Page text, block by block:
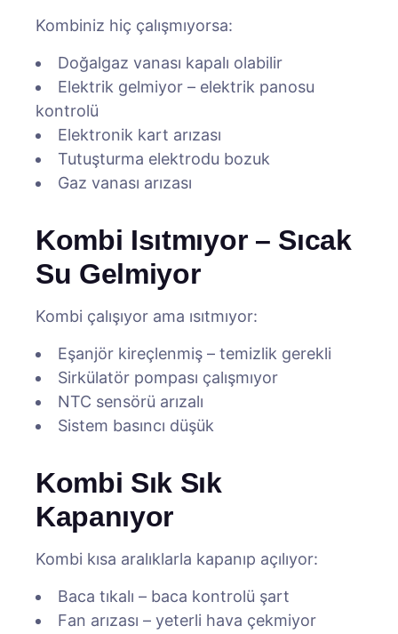
Kombiniz hiç çalışmıyorsa:
Doğalgaz vanası kapalı olabilir
Elektrik gelmiyor – elektrik panosu
kontrolü
Elektronik kart arızası
Tutuşturma elektrodu bozuk
Gaz vanası arızası
Kombi Isıtmıyor – Sıcak
Su Gelmiyor
Kombi çalışıyor ama ısıtmıyor:
Eşanjör kireçlenmiş – temizlik gerekli
Sirkülatör pompası çalışmıyor
NTC sensörü arızalı
Sistem basıncı düşük
Kombi Sık Sık
Kapanıyor
Kombi kısa aralıklarla kapanıp açılıyor:
Baca tıkalı – baca kontrolü şart
Fan arızası – yeterli hava çekmiyor